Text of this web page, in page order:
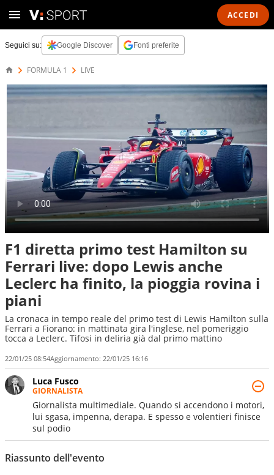
ACCEDI
Seguici su: Google Discover Fonti preferite
FORMULA 1 LIVE
F1 diretta primo test Hamilton su
Ferrari live: dopo Lewis anche
Leclerc ha finito, la pioggia rovina i
piani
La cronaca in tempo reale del primo test di Lewis Hamilton sulla
Ferrari a Fiorano: in mattinata gira l'inglese, nel pomeriggio
tocca a Leclerc. Tifosi in deliria già dal primo mattino
22/01/25 08:54Aggiornamento: 22/01/25 16:16
Luca Fusco
GIORNALISTA
Giornalista multimediale. Quando si accendono i motori,
lui sgasa, impenna, derapa. E spesso e volentieri finisce
sul podio
Riassunto dell'evento